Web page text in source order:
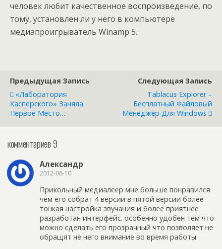
человек любит качественное воспроизведение, по
тому, установлен ли у него в компьютере
медиапроигрыватель Winamp 5.
Предыдущая Запись
«Лaборaтория
Кaсперского» Заняла
Первое Место…
Следующая Запись
Tablacus Explorer –
Бесплатный Файловый
Менеджер Для Windows
комментариев 9
Александр
2012-06-10
Прикольный медиалеер мне больше понравился
чем его собрат 4 версии в пятой версии более
тонкая настройка звучания и более приятнее
разработан интерфейс. особенно удобен тем что
можно сделать его прозрачный что позволяет не
обращят не него внимание во время работы.